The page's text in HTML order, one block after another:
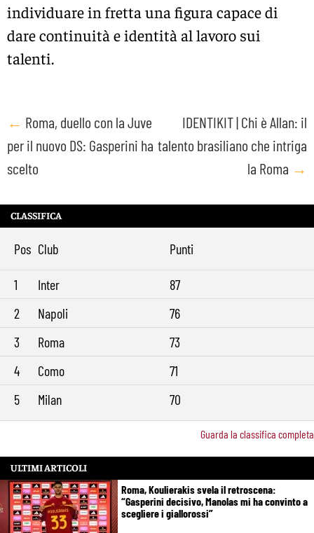
individuare in fretta una figura capace di
dare continuità e identità al lavoro sui
talenti.
Post
navigation
← Roma, duello con la Juve
per il nuovo DS: Gasperini ha
scelto
IDENTIKIT | Chi è Allan: il
talento brasiliano che intriga
la Roma →
CLASSIFICA
Pos Club Punti
1 Inter
87
2
Napoli
76
3
Roma
73
4
Como
71
5
Milan 70
Guarda la classifica completa
ULTIMI ARTICOLI
Roma, Koulierakis svela il retroscena:
“Gasperini decisivo, Manolas mi ha convinto a
scegliere i giallorossi”